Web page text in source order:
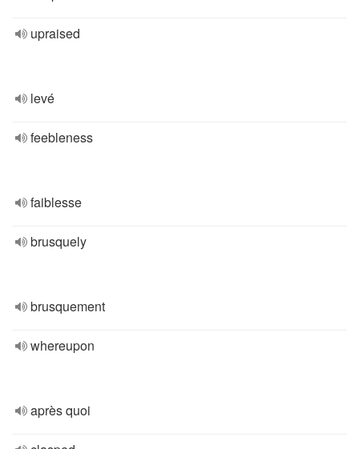
upraised
levé
feebleness
faiblesse
brusquely
brusquement
whereupon
après quoi